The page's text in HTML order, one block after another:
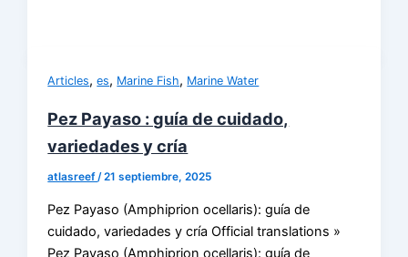
Articles,es, Marine Fish, Marine Water
Pez Payaso : guía de cuidado,
variedades y cría
atlasreef/21 septiembre, 2025
Pez Payaso (Amphiprion ocellaris): guía de
cuidado, variedades y cría Official translations »
Pez Payaso (Amphiprion ocellaris): guía de